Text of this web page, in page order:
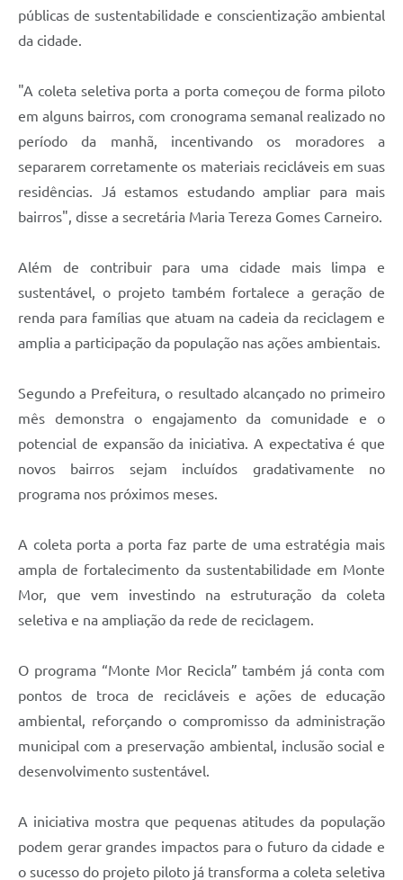
públicas de sustentabilidade e conscientização ambiental
da cidade.
"A coleta seletiva porta a porta começou de forma piloto
em alguns bairros, com cronograma semanal realizado no
período da manhã, incentivando os moradores a
separarem corretamente os materiais recicláveis em suas
residências. Já estamos estudando ampliar para mais
bairros", disse a secretária Maria Tereza Gomes Carneiro.
Além de contribuir para uma cidade mais limpa e
sustentável, o projeto também fortalece a geração de
renda para famílias que atuam na cadeia da reciclagem e
amplia a participação da população nas ações ambientais.
Segundo a Prefeitura, o resultado alcançado no primeiro
mês demonstra o engajamento da comunidade e o
potencial de expansão da iniciativa. A expectativa é que
novos bairros sejam incluídos gradativamente no
programa nos próximos meses.
A coleta porta a porta faz parte de uma estratégia mais
ampla de fortalecimento da sustentabilidade em Monte
Mor, que vem investindo na estruturação da coleta
seletiva e na ampliação da rede de reciclagem.
O programa “Monte Mor Recicla” também já conta com
pontos de troca de recicláveis e ações de educação
ambiental, reforçando o compromisso da administração
municipal com a preservação ambiental, inclusão social e
desenvolvimento sustentável.
A iniciativa mostra que pequenas atitudes da população
podem gerar grandes impactos para o futuro da cidade e
o sucesso do projeto piloto já transforma a coleta seletiva